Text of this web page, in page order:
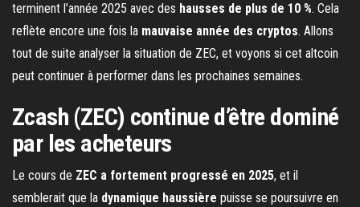
terminent l’année 2025 avec des hausses de plus de 10 %. Cela
reflète encore une fois la mauvaise année des cryptos. Allons
tout de suite analyser la situation de ZEC, et voyons si cet altcoin
peut continuer à performer dans les prochaines semaines.
Zcash (ZEC) continue d’être dominé
par les acheteurs
Le cours de ZEC a fortement progressé en 2025, et il
semblerait que la dynamique haussière puisse se poursuivre en